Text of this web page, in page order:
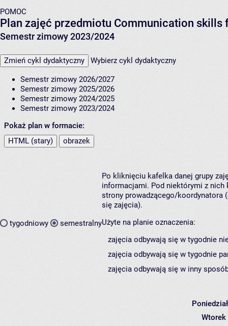
POMOC
Plan zajęć przedmiotu Communication skills
Semestr zimowy 2023/2024
Zmień cykl dydaktyczny Wybierz cykl dydaktyczny
Semestr zimowy 2026/2027
Semestr zimowy 2025/2026
Semestr zimowy 2024/2025
Semestr zimowy 2023/2024
Pokaż plan w formacie:
HTML (stary)
obrazek
tygodniowy semestralny
Po kliknięciu kafelka danej grupy
informacjami. Pod niektórymi z nich
strony prowadzącego/koordynatora
się zajęcia).
Użyte na planie oznaczenia:
zajęcia odbywają się w tygodnie
zajęcia odbywają się w tygodnie
zajęcia odbywają się w inny
Wtorek